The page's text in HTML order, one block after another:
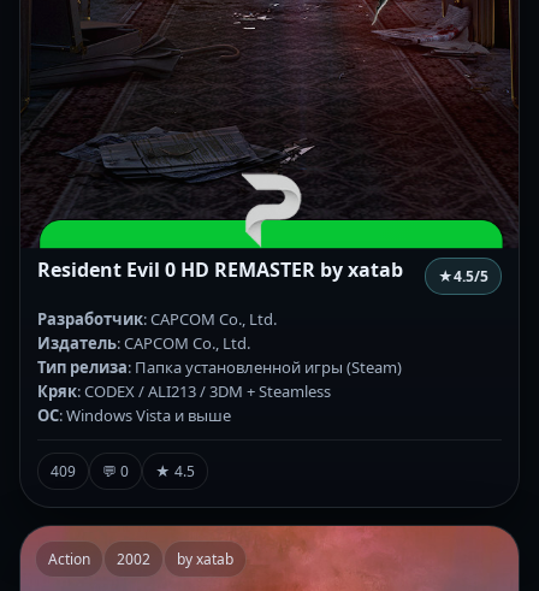
Resident Evil 0 HD REMASTER by xatab ★4.5/5
Разработчик: CAPCOM Co., Ltd.
Издатель: CAPCOM Co., Ltd.
Тип релиза: Папка установленной игры (Steam)
Кряк: CODEX / ALI213 / 3DM + Steamless
ОС: Windows Vista и выше
409 💬 0 ★ 4.5
Action 2002 by xatab